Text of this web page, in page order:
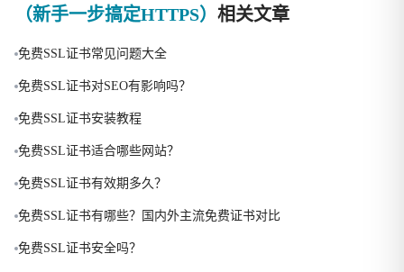
（新手一步搞定HTTPS） 相关文章
免费SSL证书常见问题大全
免费SSL证书对SEO有影响吗？
免费SSL证书安装教程
免费SSL证书适合哪些网站？
免费SSL证书有效期多久？
免费SSL证书有哪些？国内外主流免费证书对比
免费SSL证书安全吗？